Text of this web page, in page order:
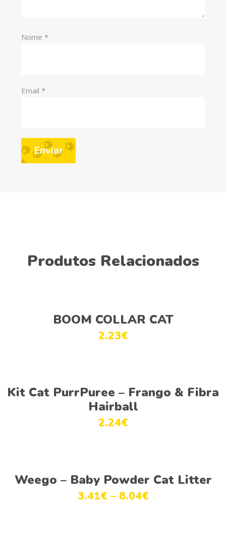
Nome *
Email *
Produtos Relacionados
Adicionar
BOOM COLLAR CAT
2.23€
Ver opções
Kit Cat PurrPuree – Frango & Fibra
Hairball
2.24€
Ver opções
Weego – Baby Powder Cat Litter
3.41€ – 8.04€